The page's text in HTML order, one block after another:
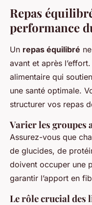
Repas
performance
Un repas équilibré
avant et après
alimentaire qui
une santé optimale.
structurer vos repas
Varier les groupes
Assurez-vous que
de glucides, de
doivent occuper une
garantir l’apport en
Le rôle crucial des